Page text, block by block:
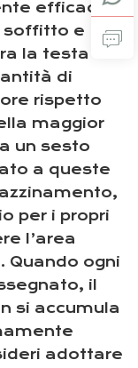
efficace:
soffitto e
la testa
di
rispetto
maggior
un sesto
a queste
per i propri
l’area
ogni
il
si accumula
adottare